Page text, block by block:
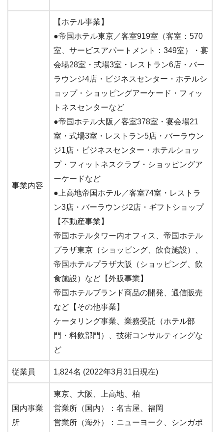
事業内容
【ホテル事業】
●帝国ホテル東京／客室919室（客室：570
室、サービスアパートメント：349室）・宴
会場28室・式場3室・レストラン6店・バー
ラウンジ4店・ビジネスセンター・ホテルシ
ョップ・ショッピングアーケード・フィッ
トネスセンターなど
●帝国ホテル大阪／客室378室・宴会場21
室・式場3室・レストラン5店・バーラウン
ジ1店・ビジネスセンター・ホテルショッ
プ・フィットネスクラブ・ショッピングア
ーケードなど
●上高地帝国ホテル／客室74室・レストラ
ン3店・バーラウンジ2店・ギフトショップ
【不動産事業】
帝国ホテルタワー内オフィス、帝国ホテル
プラザ東京（ショッピング、飲食施設）、
帝国ホテルプラザ大阪（ショッピング、飲
食施設）など【外販事業】
帝国ホテルブランド商品の開発、通信販売
など【その他事業】
ケータリング事業、業務受託（ホテル部
門・料飲部門）、技術コンサルティングな
ど
従業員 1,824名 (2022年3月31日現在)
国内事業
所
東京、大阪、上高地、柏
営業所（国内）：名古屋、福岡
営業所（海外）：ニューヨーク、シンガポ